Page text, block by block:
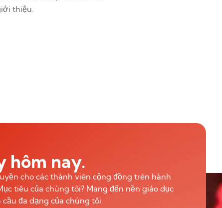
thiệu.
hôm nay.
cho các thành viên cộng đồng trên hành
tiêu của chúng tôi? Mang đến nền giáo dục
đa dạng của chúng tôi.